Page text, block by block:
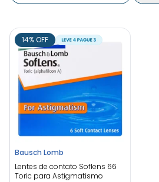
14% OFF
Bausch Lomb
Lentes de contato Soflens 66
Toric para Astigmatismo